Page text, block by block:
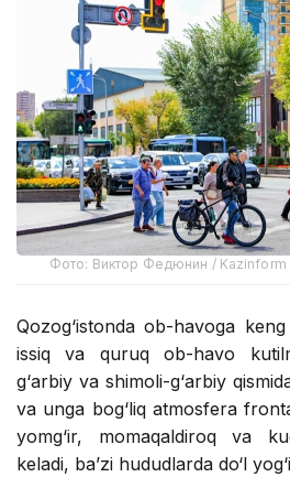
Фото: Виктор Федюнин / Kazinform
Qozog‘istonda ob-havoga
issiq va quruq ob-havo
g‘arbiy va shimoli-g‘arbiy
va unga bog‘liq atmosfera
yomg‘ir, momaqaldiroq va
keladi, ba’zi hududlarda do‘l